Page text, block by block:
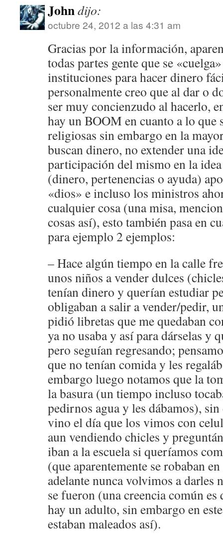
Johndijo:
octubre 24, 2012 a las 4:31 am
Gracias por la información,
todas partes gente que se
instituciones para hacer dinero
personalmente creo que al dar o
ser muy concienzudo al hacerlo,
hay un BOOM en cuanto a lo que
religiosas sin embargo en la
buscan dinero, no extender una
participación del mismo en la
(dinero, pertenencias o ayuda)
«dios» e incluso los ministros
cualquier cosa (una misa,
cosas así), esto también pasa en
para ejemplo 2 ejemplos:
– Hace algún tiempo en la calle
unos niños a vender dulces
tenían dinero y querían estudiar
obligaban a salir a vender/pedir,
pidió libretas que me quedaban
ya no usaba y así para dárselas y
pero seguían regresando;
que no tenían comida y les
embargo luego notamos que la
la basura (un tiempo incluso
pedirnos agua y les dábamos),
vino el día que los vimos con
aun vendiendo chicles y
iban a la escuela si queríamos
(que aparentemente se robaban
adelante nunca volvimos a darles
se fueron (una creencia común es
hay un adulto, sin embargo en
estaban maleados así).